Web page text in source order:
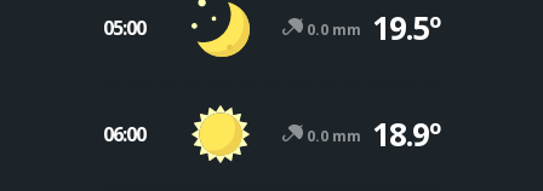
05:00 0.0 mm 19.5º
06:00 0.0 mm 18.9º